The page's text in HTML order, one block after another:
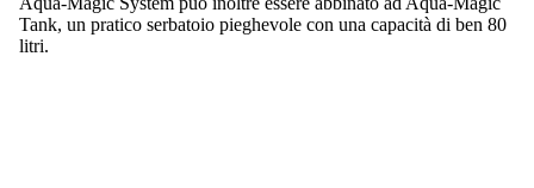
Tank, un pratico serbatoio pieghevole con una capacità di ben 80
litri.